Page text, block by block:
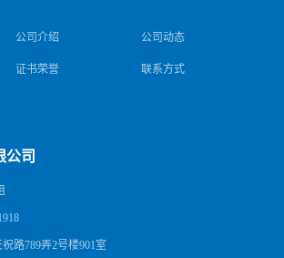
公司介绍 公司动态
证书荣誉 联系方式
公司
路789弄2号楼901室